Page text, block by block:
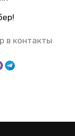
в контакты